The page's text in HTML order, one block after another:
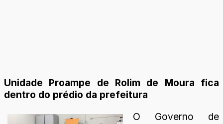
Unidade Proampe de Rolim de Moura fica
dentro do prédio da prefeitura
O Governo de